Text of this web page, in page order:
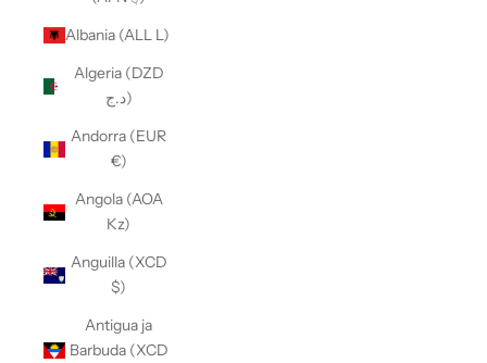
Albania (ALL L)
Algeria (DZD
د.ج)
Andorra (EUR
€)
Angola (AOA
Kz)
Anguilla (XCD
$)
Antigua ja
Barbuda (XCD